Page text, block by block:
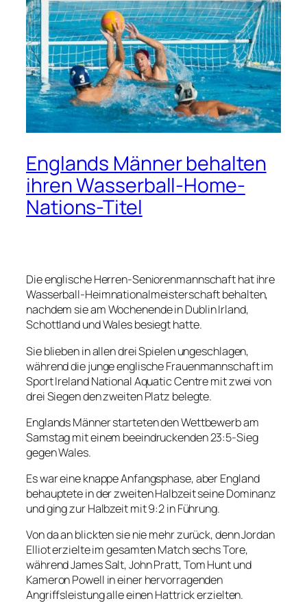
Englands Männer behalten
ihren Wasserball-Home-
Nations-Titel
Die englische Herren-Seniorenmannschaft hat ihre
Wasserball-Heimnationalmeisterschaft behalten,
nachdem sie am Wochenende in Dublin Irland,
Schottland und Wales besiegt hatte.
Sie blieben in allen drei Spielen ungeschlagen,
während die junge englische Frauenmannschaft im
Sport Ireland National Aquatic Centre mit zwei von
drei Siegen den zweiten Platz belegte.
Englands Männer starteten den Wettbewerb am
Samstag mit einem beeindruckenden 23:5-Sieg
gegen Wales.
Es war eine knappe Anfangsphase, aber England
behauptete in der zweiten Halbzeit seine Dominanz
und ging zur Halbzeit mit 9:2 in Führung.
Von da an blickten sie nie mehr zurück, denn Jordan
Elliot erzielte im gesamten Match sechs Tore,
während James Salt, John Pratt, Tom Hunt und
Kameron Powell in einer hervorragenden
Angriffsleistung alle einen Hattrick erzielten.